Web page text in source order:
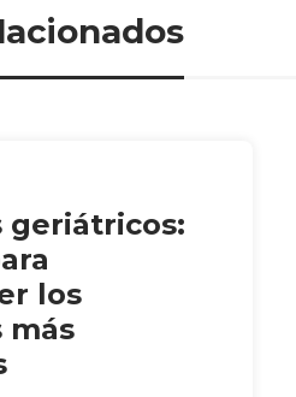
geriátricos:
los
más